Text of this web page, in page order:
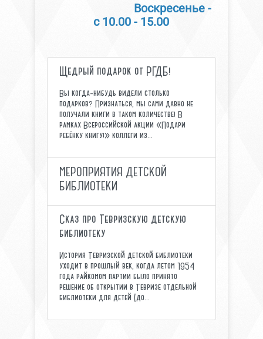
Воскресенье -
с 10.00 - 15.00
Щедрый подарок от РГДБ!
Вы когда-нибудь видели столько
подарков? Признаться, мы сами давно не
получали книги в таком количестве! В
рамках Всероссийской акции «Подари
ребёнку книгу!» коллеги из...
МЕРОПРИЯТИЯ ДЕТСКОЙ
БИБЛИОТЕКИ
Сказ про Тевризскую детскую
библиотеку
История Тевризской детской библиотеки
уходит в прошлый век, когда летом 1954
года райкомом партии было принято
решение об открытии в Тевризе отдельной
библиотеки для детей (до...